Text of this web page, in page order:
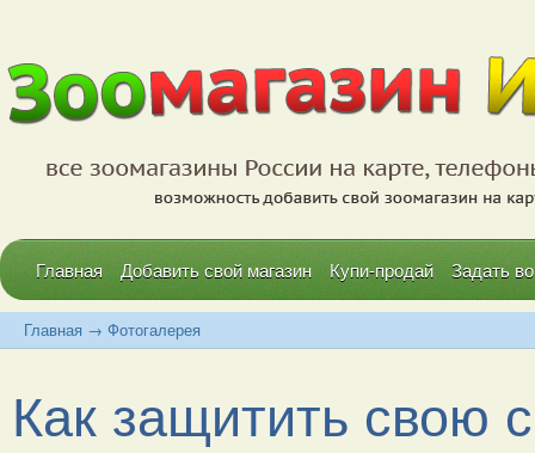
Главная Добавить свой магазин Купи-продай Задать
Главная → Фотогалерея
Как защитить свою